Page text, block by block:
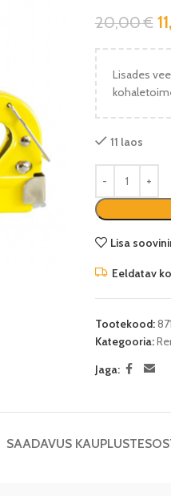
20,00€
Lisades
11 laos
Lisa
Eeldatav
Tootekood:
Kategooria:
Jaga:
SAADAVUS KAUPLUSTES